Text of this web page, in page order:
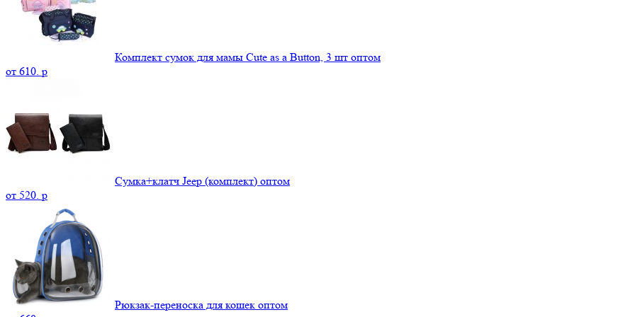
Комплект сумок для мамы Cute as a Button, 3 шт оптом
от 610. p
Сумка+клатч Jeep (комплект) оптом
от 520. p
Рюкзак-переноска для кошек оптом